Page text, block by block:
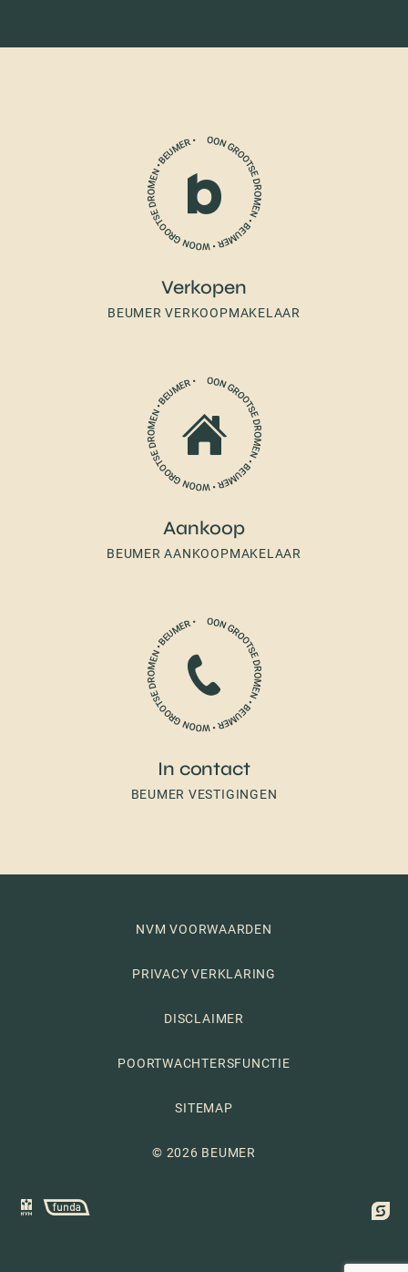
Verkopen
BEUMER VERKOOPMAKELAAR
Aankoop
BEUMER AANKOOPMAKELAAR
In contact
BEUMER VESTIGINGEN
NVM VOORWAARDEN
PRIVACY VERKLARING
DISCLAIMER
POORTWACHTERSFUNCTIE
SITEMAP
© 2026 BEUMER